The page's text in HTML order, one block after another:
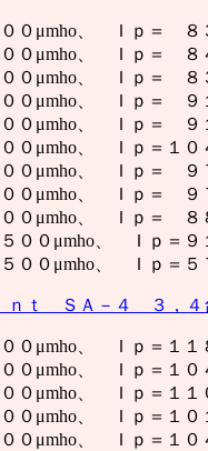
０μmho、 Ｉｐ＝ ８
０μmho、 Ｉｐ＝ ８
０μmho、 Ｉｐ＝ ８
０μmho、 Ｉｐ＝ ９
０μmho、 Ｉｐ＝ ９
０μmho、 Ｉｐ＝１０
０μmho、 Ｉｐ＝ ９
０μmho、 Ｉｐ＝ ９
０μmho、 Ｉｐ＝ ８
００μmho、 Ｉｐ＝９
００μmho、 Ｉｐ＝５
ｎｔ ＳＡ－４ ３，４
０μmho、 Ｉｐ＝１１
０μmho、 Ｉｐ＝１０
０μmho、 Ｉｐ＝１１
０μmho、 Ｉｐ＝１０
０μmho、 Ｉｐ＝１０